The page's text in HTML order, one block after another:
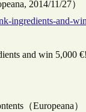
2014/11/27）
ingredients-and-
and win 5,000
（Europeana）